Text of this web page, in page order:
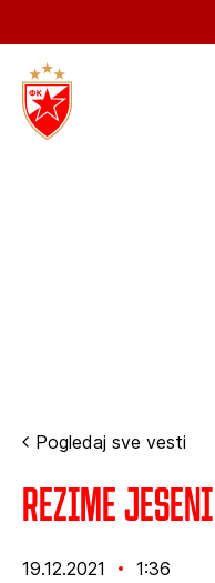
Pogledaj sve vesti
Rezime
19.12.2021 1:36